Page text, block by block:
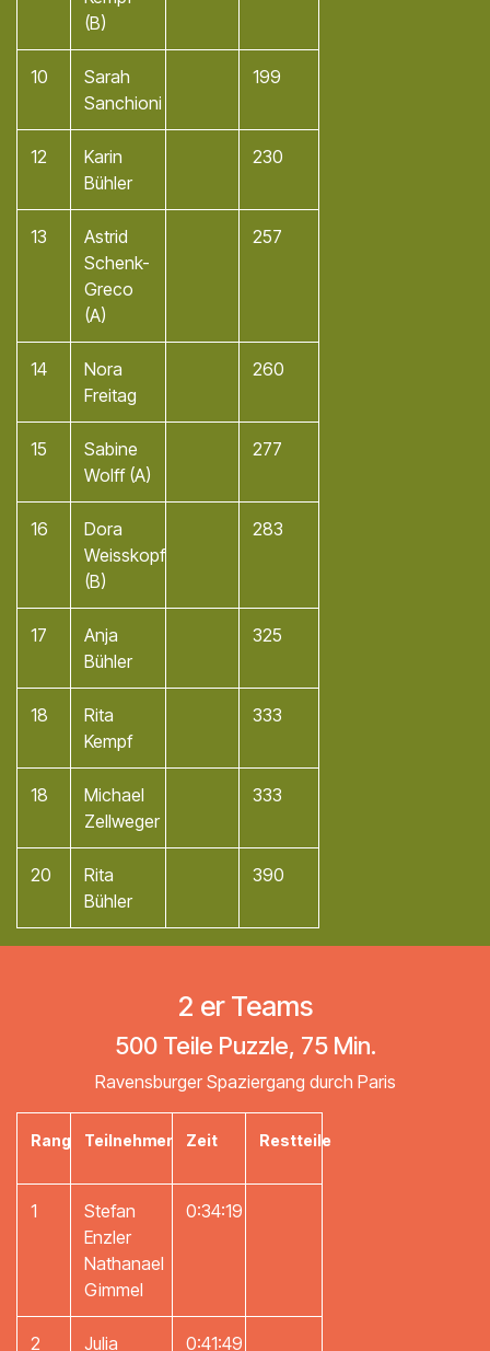
(B)
10
Sarah
Sanchioni
199
12
Karin
Bühler
230
13
Astrid
Schenk-
Greco
(A)
257
14
Nora
Freitag
260
15
Sabine
Wolff (A)
277
16
Dora
Weisskopf
(B)
283
17
Anja
Bühler
325
18
Rita
Kempf
333
18
Michael
Zellweger
333
20
Rita
Bühler
390
2 er Teams
500 Teile Puzzle, 75 Min.
Ravensburger Spaziergang durch Paris
Rang Teilnehmer Zeit Restteile
1
Stefan
Enzler
Nathanael
Gimmel
0:34:19
2 Julia 0:41:49